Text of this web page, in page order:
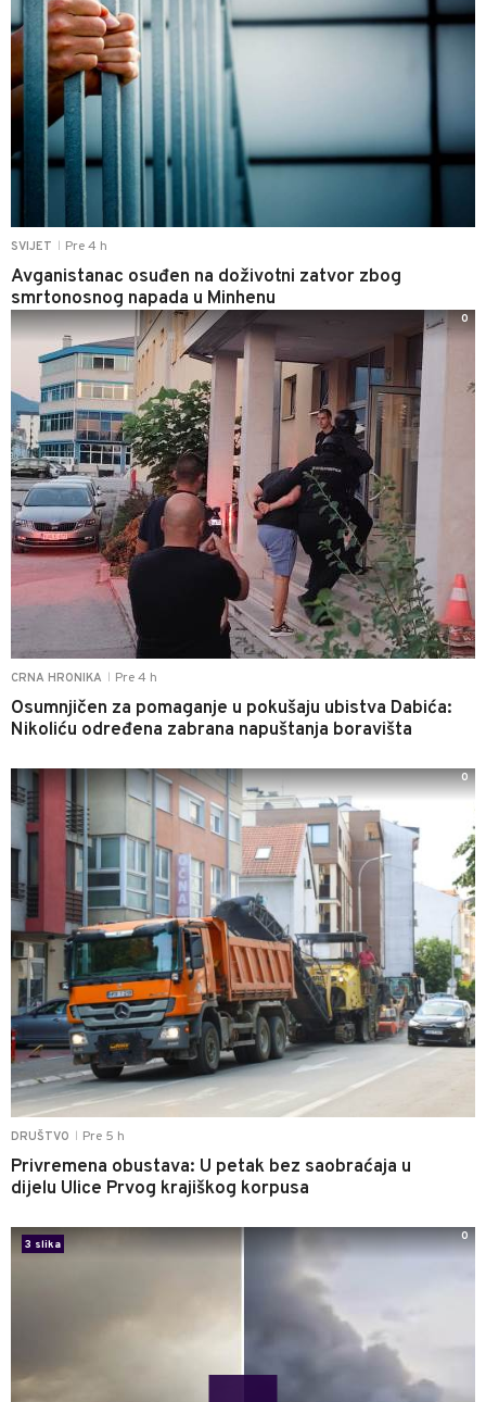
SVIJET Pre 4 h
Avganistanac osuđen na doživotni zatvor zbog
smrtonosnog napada u Minhenu
CRNA HRONIKA Pre 4 h
Osumnjičen za pomaganje u pokušaju ubistva Dabića:
Nikoliću određena zabrana napuštanja boravišta
0
DRUŠTVO Pre 5 h
Privremena obustava: U petak bez saobraćaja u
dijelu Ulice Prvog krajiškog korpusa
0
3 slika
0